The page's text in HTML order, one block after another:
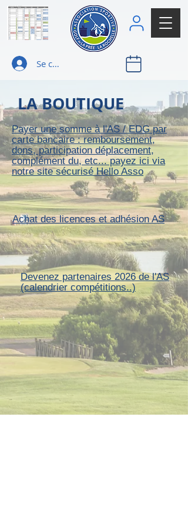
Se connecter
LA BOUTIQUE
Payer une somme à l'AS / EDG par
carte bancaire : remboursement,
dons, participation déplacement,
complément du, etc... payez ici via
notre site sécurisé Hello Asso
Achat des licences et adhésion AS
Devenez partenaires 2026 de l'AS
(calendrier compétitions..)